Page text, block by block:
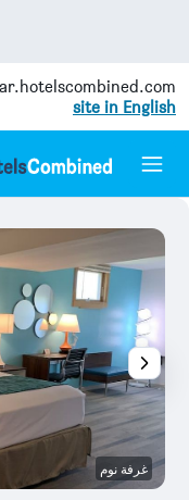
ar.hotelscombined.com
site in English
غرفة نوم